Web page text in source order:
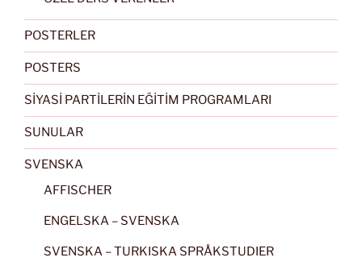
POSTERLER
POSTERS
SİYASİ PARTİLERİN EĞİTİM PROGRAMLARI
SUNULAR
SVENSKA
AFFISCHER
ENGELSKA – SVENSKA
SVENSKA – TURKISKA SPRÅKSTUDIER